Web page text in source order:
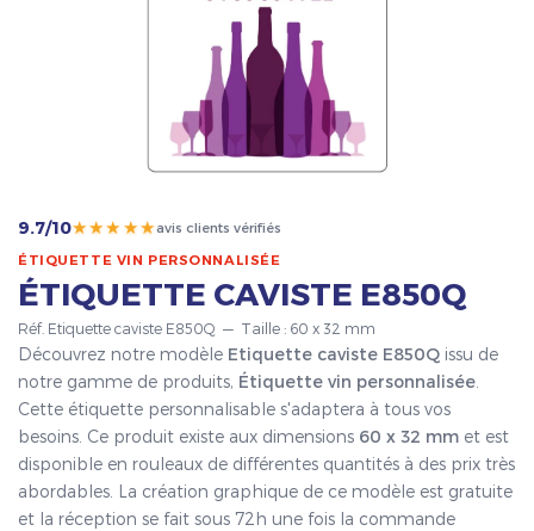
9.7/10★★★★★avis clients vérifiés
ÉTIQUETTE VIN PERSONNALISÉE
ÉTIQUETTE CAVISTE E850Q
Réf. Etiquette caviste E850Q — Taille : 60 x 32 mm
Découvrez notre modèle Etiquette caviste E850Q issu de
notre gamme de produits, Étiquette vin personnalisée
Cette étiquette personnalisable s'adaptera à tous vos
besoins. Ce produit existe aux dimensions 60 x 32 mm et est
disponible en rouleaux de différentes quantités à des prix très
abordables. La création graphique de ce modèle est gratuite
et la réception se fait sous 72h une fois la commande